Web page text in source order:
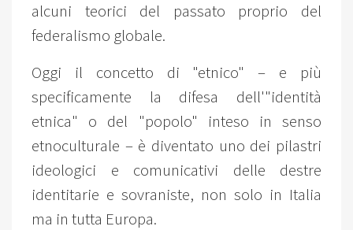
alcuni teorici del passato proprio del
federalismo globale.
Oggi il concetto di "etnico" – e più
specificamente la difesa dell'"identità
etnica" o del "popolo" inteso in senso
etnoculturale – è diventato uno dei pilastri
ideologici e comunicativi delle destre
identitarie e sovraniste, non solo in Italia
ma in tutta Europa.